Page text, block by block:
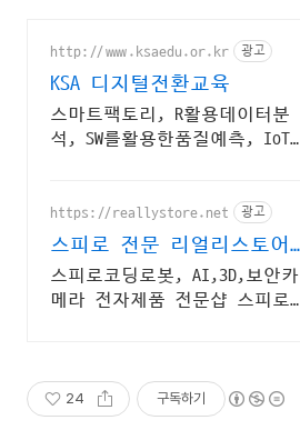
http://www.ksaedu.or.kr 광고
KSA 디지털전환교육
스마트팩토리, R활용데이터분
석, SW를활용한품질예측, IoT센
https://reallystore.net 광고
스피로 전문 리얼리스토어
코딩교육을 쉽고 재밌게
스피로코딩로봇, AI,3D,보안카
메라 전자제품 전문샵 스피로볼
24 구독하기